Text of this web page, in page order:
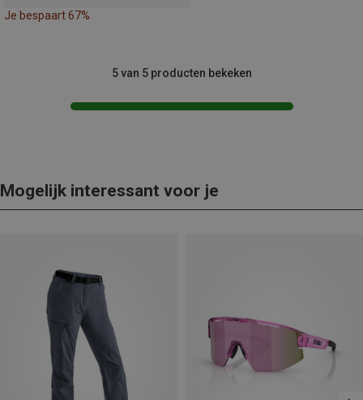
Je bespaart 67%
5 van 5 producten bekeken
Mogelijk interessant voor je